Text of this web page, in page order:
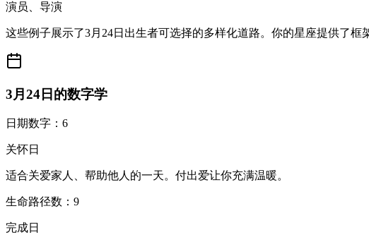
演员、导演
这些例子展示了3月24日出生者可选择的多样化道路。你的星座提供了框
3月24日的数字学
日期数字：6
关怀日
适合关爱家人、帮助他人的一天。付出爱让你充满温暖。
生命路径数：9
完成日